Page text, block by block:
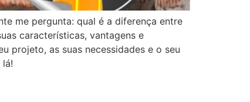
me pergunta: qual é a diferença entre
características, vantagens e
projeto, as suas necessidades e o seu